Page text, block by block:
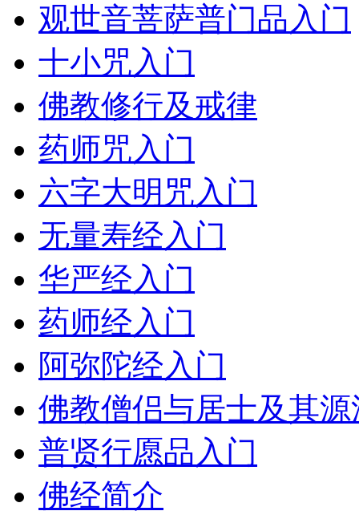
观世音菩萨普门品入门
十小咒入门
佛教修行及戒律
药师咒入门
六字大明咒入门
无量寿经入门
华严经入门
药师经入门
阿弥陀经入门
佛教僧侣与居士及其源
普贤行愿品入门
佛经简介